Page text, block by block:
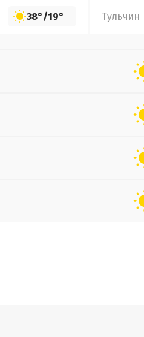
38°/19° Тульчин